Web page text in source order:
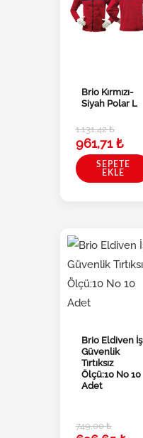
Brio Kırmızı-
Siyah Polar L
1.131,42₺
961,71₺
SEPETE
EKLE
Brio Eldiven İş
Güvenlik
Tırtıksız
Ölçü:10 No 10
Adet
749,00₺